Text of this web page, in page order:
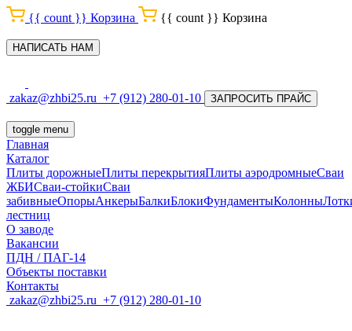
{{ count }} Корзина {{ count }} Корзина
НАПИСАТЬ НАМ
zakaz@zhbi25.ru +7 (912) 280-01-10 ЗАПРОСИТЬ ПРАЙС
toggle menu
Главная
Каталог
Плиты дорожныеПлиты перекрытияПлиты аэродромныеСваи
ЖБИСваи-стойкиСваи
забивныеОпорыАнкерыБалкиБлокиФундаментыКолонны
лестниц
О заводе
Вакансии
ПДН / ПАГ-14
Объекты поставки
Контакты
zakaz@zhbi25.ru +7 (912) 280-01-10